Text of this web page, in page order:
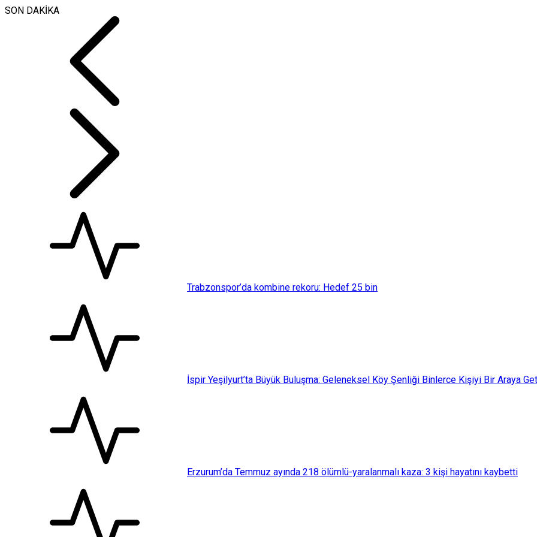
SON DAKİKA
Trabzonspor’da kombine rekoru: Hedef 25 bin
İspir Yeşilyurt’ta Büyük Buluşma: Geleneksel Köy Şenliği Binlerce Kişiyi Bir Araya
Erzurum’da Temmuz ayında 218 ölümlü-yaralanmalı kaza: 3 kişi hayatını kaybetti